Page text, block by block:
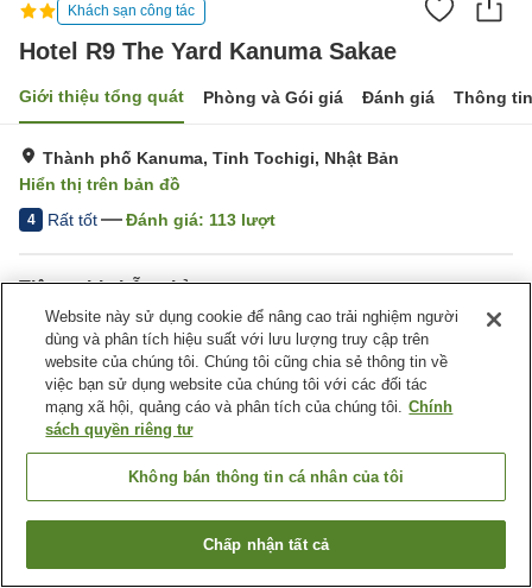
Khách sạn công tác
Hotel R9 The Yard Kanuma Sakae
Giới thiệu tổng quát Phòng và Gói giá Đánh giá Thông
Thành phố Kanuma, Tỉnh Tochigi, Nhật Bản
Hiển thị trên bản đồ
4 Rất tốt Đánh giá: 113 lượt
Tiện nghi chỗ nghỉ
Wi-Fi
Hoàn toàn không hút thuốc
Khu hút thuốc riêng
Máy bán hàng tự động
Trang chủ Nhật Bản Tỉnh Tochigi
Thành phố Kanuma
Hotel R9 The Yard Kanuma Sakae
Tìm phòng trống
Website này sử dụng cookie để nâng cao trải nghiệm người
dùng và phân tích hiệu suất với lưu lượng truy cập trên
website của chúng tôi. Chúng tôi cũng chia sẻ thông tin về
việc bạn sử dụng website của chúng tôi với các đối tác
mạng xã hội, quảng cáo và phân tích của chúng tôi. Chính
sách quyền riêng tư
Không bán thông tin cá nhân của tôi
Chấp nhận tất cả